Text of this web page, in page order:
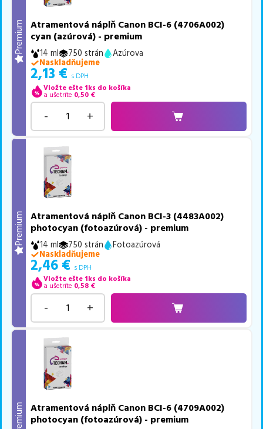
Premium
Atramentová náplň Canon BCI-6 (4706A002)
cyan (azúrová) - premium
14 ml 750 strán
Azúrova
Naskladňujeme
2,13 € s DPH
Vložte ešte 1ks do košíka
a ušetríte 0,50 €
- +
Premium
Atramentová náplň Canon BCI-3 (4483A002)
photocyan (fotoazúrová) - premium
14 ml 750 strán
Fotoazúrová
Naskladňujeme
2,46 € s DPH
Vložte ešte 1ks do košíka
a ušetríte 0,58 €
- +
Premium
Atramentová náplň Canon BCI-6 (4709A002)
photocyan (fotoazúrová) - premium